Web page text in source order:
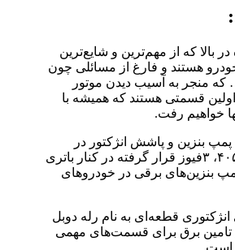
بالا که از مهم‌ترین و شایع‌ترین
هستند و فارغ از مسائلی چون
که منجر به آسیب دیدن موتور
قسمتی هستند که همیشه با
خواهیم رفت.
بنزین و پاشش انژکتور در
خودرو‌های خانواده پژو ۴۰۵، ۳فیوز قرار گرفته در کنار باتری
پمپ بنزین‌های برقی در خودرو‌های
قطعه‌ای به نام رله دوبل
تامین برق برای قسمت‌های مهمی